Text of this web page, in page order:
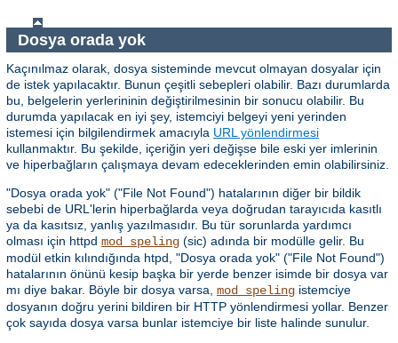
Dosya orada yok
Kaçınılmaz olarak, dosya sisteminde mevcut olmayan dosyalar için
de istek yapılacaktır. Bunun çeşitli sebepleri olabilir. Bazı durumlarda
bu, belgelerin yerlerininin değiştirilmesinin bir sonucu olabilir. Bu
durumda yapılacak en iyi şey, istemciyi belgeyi yeni yerinden
istemesi için bilgilendirmek amacıyla URL yönlendirmesi
kullanmaktır. Bu şekilde, içeriğin yeri değişse bile eski yer imlerinin
ve hiperbağların çalışmaya devam edeceklerinden emin olabilirsiniz.
"Dosya orada yok" ("File Not Found") hatalarının diğer bir bildik
sebebi de URL'lerin hiperbağlarda veya doğrudan tarayıcıda kasıtlı
ya da kasıtsız, yanlış yazılmasıdır. Bu tür sorunlarda yardımcı
olması için httpd mod_speling (sic) adında bir modülle gelir. Bu
modül etkin kılındığında htpd, "Dosya orada yok" ("File Not Found")
hatalarının önünü kesip başka bir yerde benzer isimde bir dosya var
mı diye bakar. Böyle bir dosya varsa, mod_speling istemciye
dosyanın doğru yerini bildiren bir HTTP yönlendirmesi yollar. Benzer
çok sayıda dosya varsa bunlar istemciye bir liste halinde sunulur.